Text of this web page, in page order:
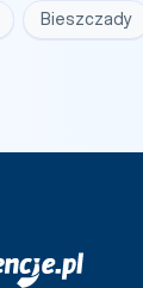
Bieszczady